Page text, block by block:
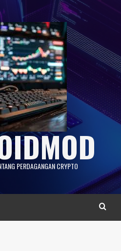
PERDAGANGAN CRYPTO